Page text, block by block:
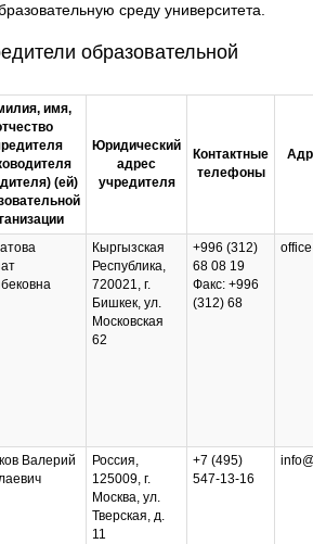
среду университета.
образовательной
имя,
(ей)
Юридический
адрес
учредителя
Контактные
телефоны
Кыргызская
Республика,
720021, г.
Бишкек, ул.
Московская
62
+996 (312)
68 08 19
Факс: +996
(312) 68
Валерий
Россия,
125009, г.
Москва, ул.
Тверская, д.
11
+7 (495)
547-13-16